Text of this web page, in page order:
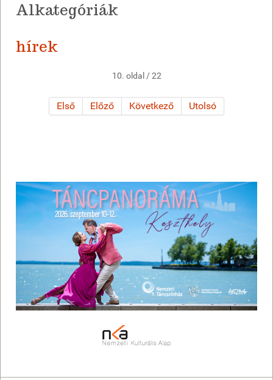
Alkategóriák
hírek
10. oldal / 22
Első Előző Következő Utolsó